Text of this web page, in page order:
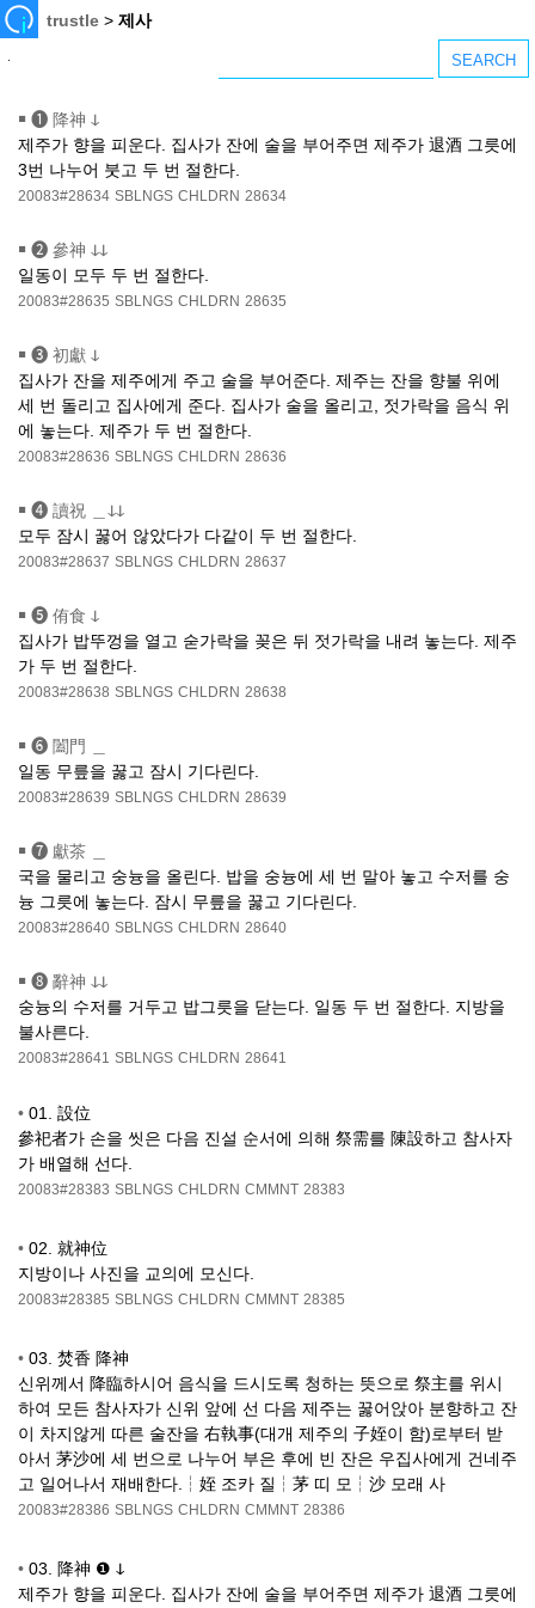
trustle >제사
￭ ❶ 降神 ↆ
제주가 향을 피운다. 집사가 잔에 술을 부어주면 제주가 退酒 그릇에
3번 나누어 붓고 두 번 절한다.
20083#28634 SBLNGS CHLDRN 28634
￭ ❷ 參神 ↆↆ
일동이 모두 두 번 절한다.
20083#28635 SBLNGS CHLDRN 28635
￭ ❸ 初獻 ↆ
집사가 잔을 제주에게 주고 술을 부어준다. 제주는 잔을 향불 위에
세 번 돌리고 집사에게 준다. 집사가 술을 올리고, 젓가락을 음식 위
에 놓는다. 제주가 두 번 절한다.
20083#28636 SBLNGS CHLDRN 28636
￭ ❹ 讀祝 ＿ↆↆ
모두 잠시 꿇어 않았다가 다같이 두 번 절한다.
20083#28637 SBLNGS CHLDRN 28637
￭ ❺ 侑食 ↆ
집사가 밥뚜껑을 열고 숟가락을 꽂은 뒤 젓가락을 내려 놓는다. 제주
가 두 번 절한다.
20083#28638 SBLNGS CHLDRN 28638
￭ ❻ 闔門 ＿
일동 무릎을 꿇고 잠시 기다린다.
20083#28639 SBLNGS CHLDRN 28639
￭ ❼ 獻茶 ＿
국을 물리고 숭늉을 올린다. 밥을 숭늉에 세 번 말아 놓고 수저를 숭
늉 그릇에 놓는다. 잠시 무릎을 꿇고 기다린다.
20083#28640 SBLNGS CHLDRN 28640
￭ ❽ 辭神 ↆↆ
숭늉의 수저를 거두고 밥그릇을 닫는다. 일동 두 번 절한다. 지방을
불사른다.
20083#28641 SBLNGS CHLDRN 28641
• 01. 設位
參祀者가 손을 씻은 다음 진설 순서에 의해 祭需를 陳設하고 참사자
가 배열해 선다.
20083#28383 SBLNGS CHLDRN CMMNT 28383
• 02. 就神位
지방이나 사진을 교의에 모신다.
20083#28385 SBLNGS CHLDRN CMMNT 28385
• 03. 焚香 降神
신위께서 降臨하시어 음식을 드시도록 청하는 뜻으로 祭主를 위시
하여 모든 참사자가 신위 앞에 선 다음 제주는 꿇어앉아 분향하고 잔
이 차지않게 따른 술잔을 右執事(대개 제주의 子姪이 함)로부터 받
아서 茅沙에 세 번으로 나누어 부은 후에 빈 잔은 우집사에게 건네주
고 일어나서 재배한다.┆姪 조카 질┆茅 띠 모┆沙 모래 사
20083#28386 SBLNGS CHLDRN CMMNT 28386
• 03. 降神 ❶ ↆ
제주가 향을 피운다. 집사가 잔에 술을 부어주면 제주가 退酒 그릇에